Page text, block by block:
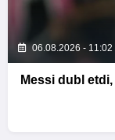
06.08.2026 - 11:02
Messi dubl